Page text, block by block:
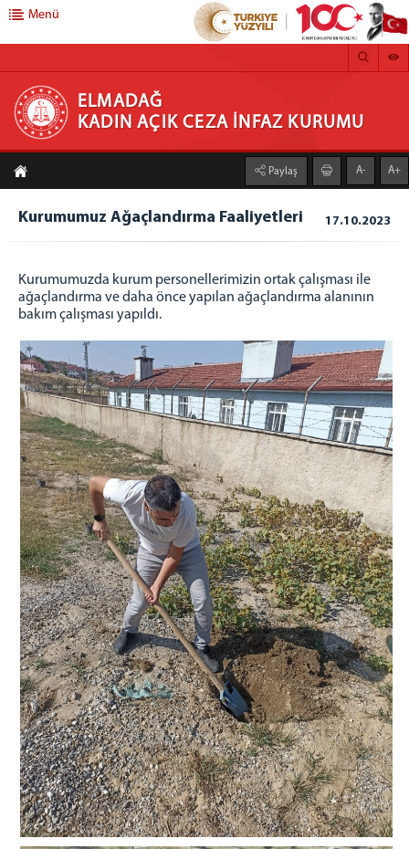
ELMADAĞ KADIN AÇIK CEZA İNFAZ KURUMU
HAKKIMIZDA
TARİHÇE
İDARİ YAPI
CUMHURİYET BAŞSAVCISI
KURUM MÜDÜRÜ
BİRİMLERİMİZ
EĞİTİM BİRİMİ
EMANET EŞYA
EMANET PARA
GENEL BÜTÇE
İNFAZ KALEMİ
PERSONEL KALEMİ
PSİKO-SOSYAL SERVİS
SAĞLIK BİRİMİ
İŞ YURDU
ELMA CAFE
KANTİN
KUAFÖR
İLETİŞİM
Menü
ELMADAĞ
KADIN AÇIK CEZA İNFAZ KURUMU
Paylaş A- A+
Kurumumuz Ağaçlandırma Faaliyetleri 17.10.2023
Kurumumuzda kurum personellerimizin ortak çalışması ile
ağaçlandırma ve daha önce yapılan ağaçlandırma alanının
bakım çalışması yapıldı.